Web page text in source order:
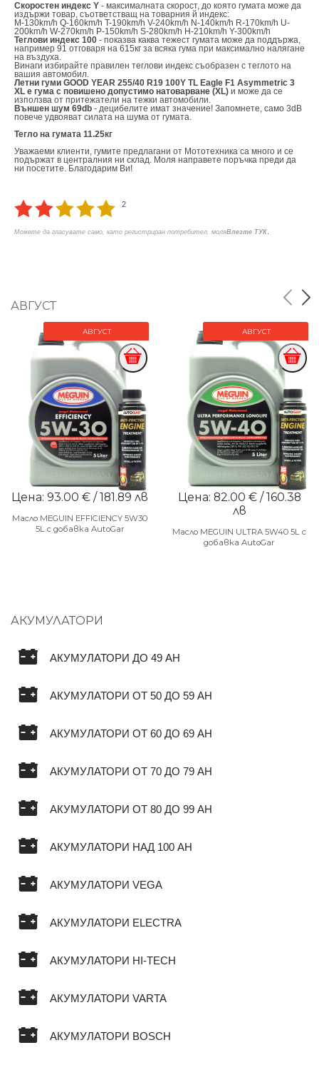
Скоростен индекс Y - максималната скорост, до която гумата може да
издържи товар, съответстващ на товарния й индекс:
M-130km/h Q-160km/h T-190km/h V-240km/h N-140km/h R-170km/h U-
200km/h W-270km/h P-150km/h S-280km/h H-210km/h Y-300km/h
Теглови индекс 100 - показва каква тежест гумата може да поддържа,
например 91 отговаря на 615кг за всяка гума при максимално налягане
на въздуха.
Винаги избирайте правилен теглови индекс съобразен с теглото на
вашия автомобил.
Летни гуми GOOD YEAR 255/40 R19 100Y TL Eagle F1 Asymmetric 3
XL е гума с повишено допустимо натоварване (XL) и може да се
използва от притежатели на тежки автомобили.
Външен шум 69db - децибелите имат значение! Запомнете, само 3dB
повече удвояват силата на шума от гумата.
Тегло на гумата 11.25кг
Уважаеми клиенти, гумите предлагани от Мототехника са много и се
подържат в централния ни склад. Моля направете поръчка преди да
ни посетите. Благодарим Ви!
2
Можете да гласувате само, като регистриран потребител, моляВлезте ТУК
АВГУСТ
АВГУСТ
Цена: 93.00 € / 181.89 лв
Масло MEGUIN EFFICIENCY 5W30
5L с добавка AutoGar
АВГУСТ
Цена: 82.00 € / 160.38
лв
Масло MEGUIN ULTRA 5W40 5L с
добавка AutoGar
АКУМУЛАТОРИ
АКУМУЛАТОРИ ДО 49 AH
АКУМУЛАТОРИ ОТ 50 ДО 59 AH
АКУМУЛАТОРИ ОТ 60 ДО 69 AH
АКУМУЛАТОРИ ОТ 70 ДО 79 AH
АКУМУЛАТОРИ ОТ 80 ДО 99 AH
АКУМУЛАТОРИ НАД 100 AH
АКУМУЛАТОРИ VEGA
АКУМУЛАТОРИ ELECTRA
АКУМУЛАТОРИ HI-TECH
АКУМУЛАТОРИ VARTA
АКУМУЛАТОРИ BOSCH